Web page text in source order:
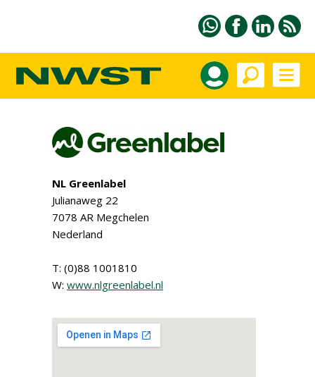
NL Greenlabel
Julianaweg 22
7078 AR Megchelen
Nederland
T: (0)88 1001810
W: www.nlgreenlabel.nl